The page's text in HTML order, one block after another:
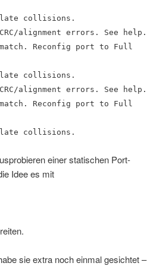
late collisions.
alignment errors. See help.
Reconfig port to Full
late collisions.
alignment errors. See help.
Reconfig port to Full
late collisions.
einer statischen Port-
Idee es mit
sie extra noch einmal gesichtet –